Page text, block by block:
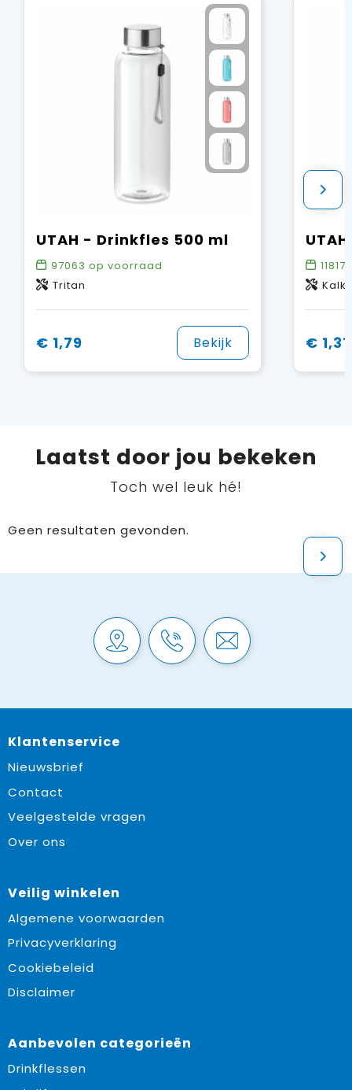
UTAH - Drinkfles 500 ml
97063 op voorraad
Tritan
€ 1,79 Bekijk
118170
€ 1,31
Laatst door jou bekeken
Toch wel leuk hé!
Geen resultaten gevonden.
Klantenservice
Nieuwsbrief
Contact
Veelgestelde vragen
Over ons
Veilig winkelen
Algemene voorwaarden
Privacyverklaring
Cookiebeleid
Disclaimer
Aanbevolen categorieën
Drinkflessen